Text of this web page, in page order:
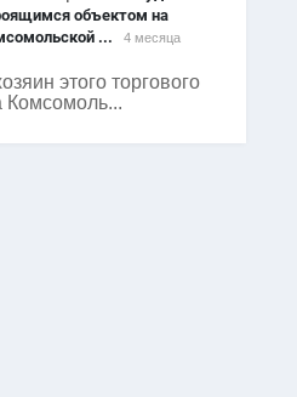
объектом на
...
4 месяца
этого торгового
Комсомоль...